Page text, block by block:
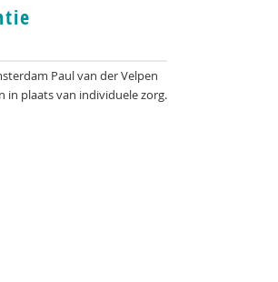
Paul van der Velpen
in plaats van individuele zorg.